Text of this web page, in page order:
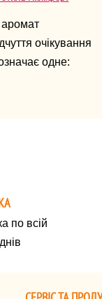
аромат
очікування
одне:
по всій